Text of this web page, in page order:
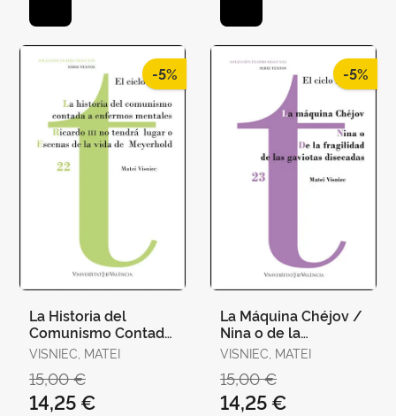
-5%
La Historia del
Comunismo Contada
para Enfermos
Mentales / Ricardo Iii
no Tendrá
VISNIEC, MATEI
15,00 €
14,25 €
-5%
La Máquina Chéjov /
Nina o de la
Fragilidad de las
Gaviotas Disecadas
VISNIEC, MATEI
15,00 €
14,25 €